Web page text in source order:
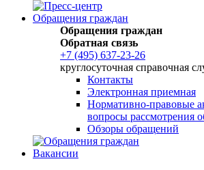
Обращения граждан
Обращения граждан
Обратная связь
+7 (495) 637-23-26
круглосуточная справочная
Контакты
Электронная приемная
Нормативно-правовые
вопросы рассмотрения
Обзоры обращений
Вакансии